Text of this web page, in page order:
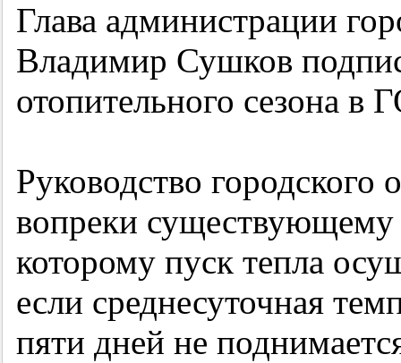
Глава администрации
Владимир Сушков
отопительного сезона в
Руководство городского
вопреки
которому пуск тепла
если среднесуточная
пяти дней не